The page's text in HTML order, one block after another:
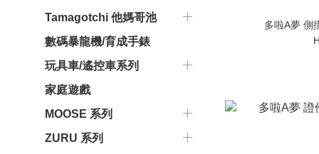
Tamagotchi 他媽哥池
數碼暴龍機/育成手錶
玩具車/遙控車系列
家庭遊戲
MOOSE 系列
ZURU 系列
多啦A夢 側